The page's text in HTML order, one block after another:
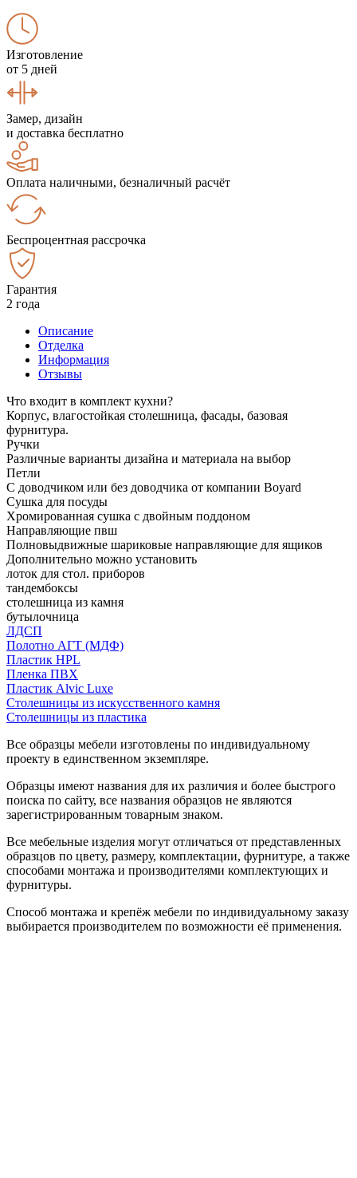
Изготовление
от 5 дней
Замер, дизайн
и доставка бесплатно
Оплата наличными, безналичный расчёт
Беспроцентная рассрочка
Гарантия
2 года
Описание
Отделка
Информация
Отзывы
Что входит в комплект кухни?
Корпус, влагостойкая столешница, фасады, базовая
фурнитура.
Ручки
Различные варианты дизайна и материала на выбор
Петли
С доводчиком или без доводчика от компании Boyard
Сушка для посуды
Хромированная сушка с двойным поддоном
Направляющие пвш
Полновыдвижные шариковые направляющие для ящиков
Дополнительно можно установить
лоток для стол. приборов
тандембоксы
столешница из камня
бутылочница
ЛДСП
Полотно АГТ (МДФ)
Пластик HPL
Пленка ПВХ
Пластик Alvic Luxe
Столешницы из искусственного камня
Столешницы из пластика
Все образцы мебели изготовлены по индивидуальному
проекту в единственном экземпляре.
Образцы имеют названия для их различия и более быстрого
поиска по сайту, все названия образцов не являются
зарегистрированным товарным знаком.
Все мебельные изделия могут отличаться от представленных
образцов по цвету, размеру, комплектации, фурнитуре, а также
способами монтажа и производителями комплектующих и
фурнитуры.
Способ монтажа и крепёж мебели по индивидуальному заказу
выбирается производителем по возможности её применения.